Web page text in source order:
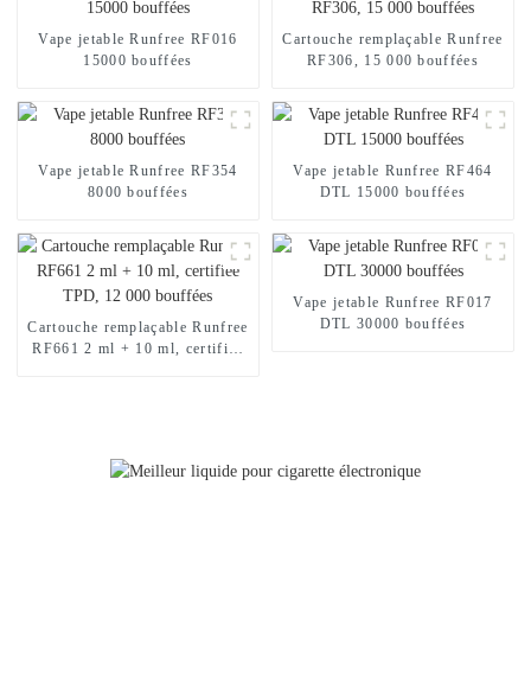
Vape jetable Runfree RF016
15000 bouffées
Cartouche remplaçable Runfree
RF306, 15 000 bouffées
Vape jetable Runfree RF354
8000 bouffées
Vape jetable Runfree RF464
DTL 15000 bouffées
Cartouche remplaçable Runfree
RF661 2 ml + 10 ml, certifiée
Vape jetable Runfree RF017
DTL 30000 bouffées